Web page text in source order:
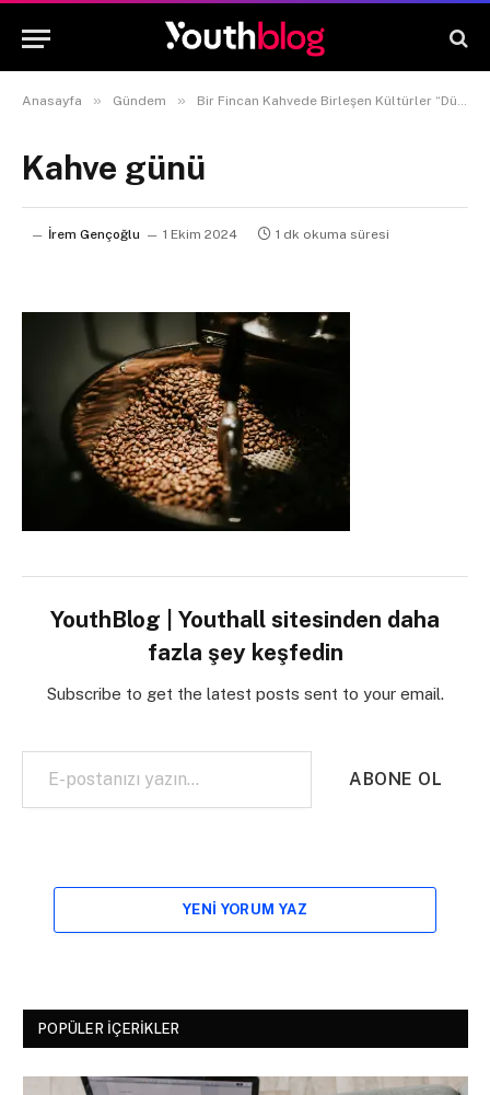
Anasayfa » Gündem » Bir Fincan Kahvede Birleşen Kültürler “Dünya Kahve Günü”
Kahve günü
İrem Gençoğlu 1 Ekim 2024 1 dk okuma süresi
YouthBlog | Youthall sitesinden daha
fazla şey keşfedin
Subscribe to get the latest posts sent to your email.
E-postanızı yazın…
ABONE OL
YENI YORUM YAZ
POPÜLER İÇERIKLER